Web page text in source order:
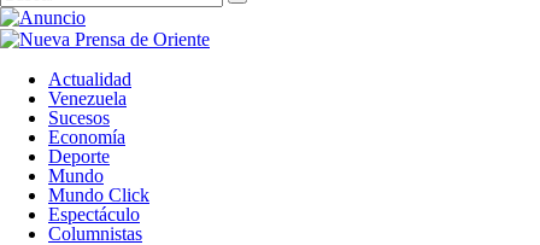
Actualidad
Venezuela
Sucesos
Economía
Deporte
Mundo
Mundo Click
Espectáculo
Columnistas